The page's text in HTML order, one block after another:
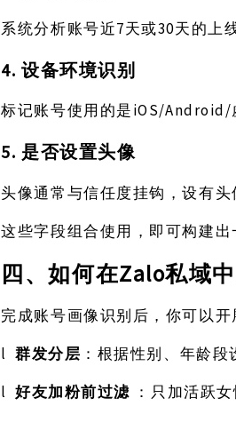
系统分析账号近7天或30天的上
4. 设备环境识别
标记账号使用的是 iOS/Android/
5. 是否设置头像
头像通常与信任度挂钩，设有
这些字段组合使用，即可构建出
四、如何在Zalo私域
完成账号画像识别后，你可以开
l 群发分层 ：根据性别、年龄
l 好友加粉前过滤 ：只加活跃女